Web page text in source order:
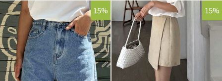
15% 15%